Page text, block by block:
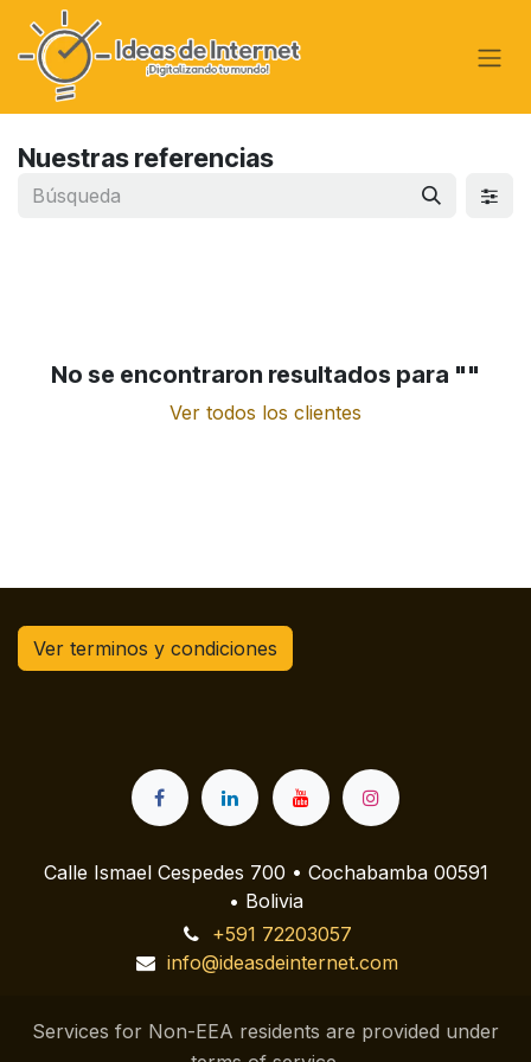
Ir al contenido
Nuestras referencias
No se encontraron resultados para ""
Ver todos los clientes
Ver terminos y condiciones
Calle Ismael Cespedes 700 • Cochabamba 00591
• Bolivia
+591 72203057
info@ideasdeinternet.com
Services for Non-EEA residents are provided under